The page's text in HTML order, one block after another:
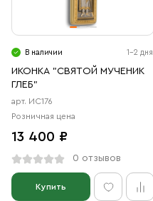
В наличии 1-2 дня
ИКОНКА "СВЯТОЙ МУЧЕНИК
ГЛЕБ"
арт. ИС176
Розничная цена
13 400 ₽
0 отзывов
Купить